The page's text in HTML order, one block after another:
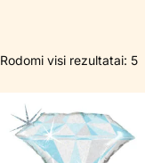
Rodomi visi rezultatai: 5